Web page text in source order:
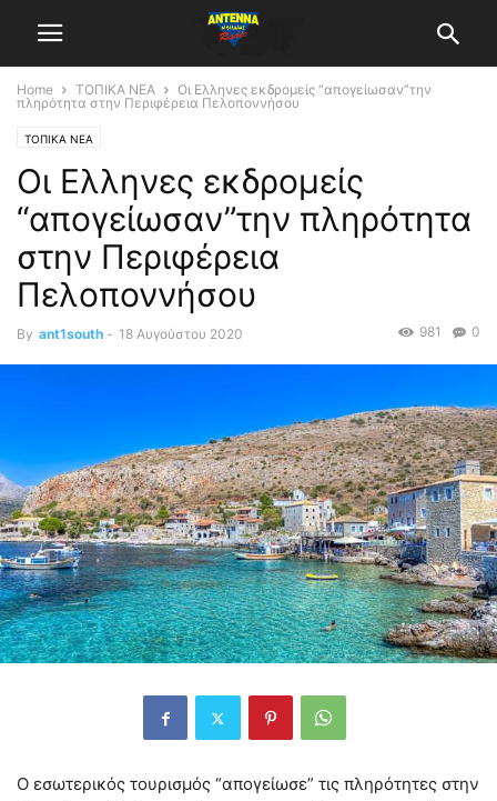
Home ΤΟΠΙΚΑ ΝΕΑ
Οι Ελληνες εκδρομείς “απογείωσαν”την
πληρότητα στην Περιφέρεια Πελοποννήσου
ΤΟΠΙΚΑ ΝΕΑ
Οι Ελληνες εκδρομείς
“απογείωσαν”την πληρότητα
στην Περιφέρεια
Πελοποννήσου
By ant1south - 18 Αυγούστου 2020 0
981
Ο εσωτερικός τουρισμός “απογείωσε” τις πληρότητες στην